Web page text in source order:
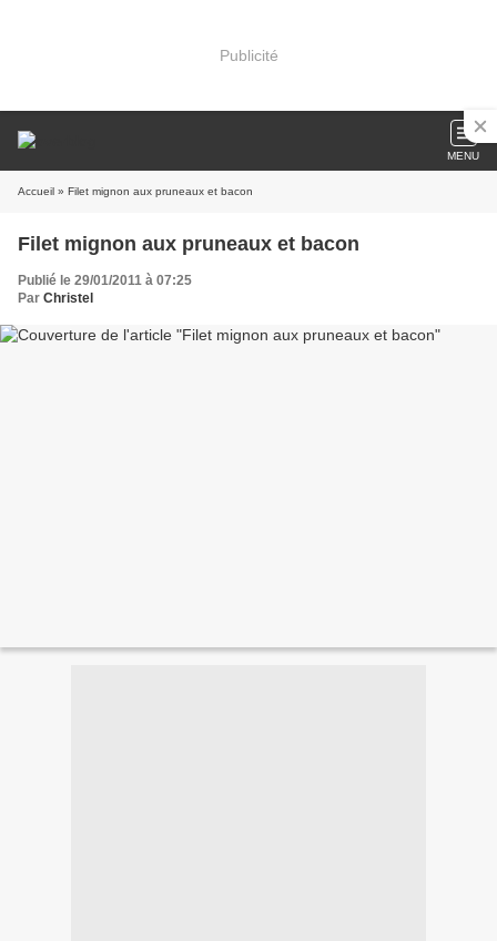
Publicité
MENU
Accueil » Filet mignon aux pruneaux et bacon
Filet mignon aux pruneaux et bacon
Publié le 29/01/2011 à 07:25
Par Christel